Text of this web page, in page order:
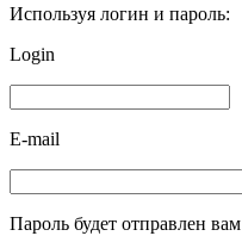
Используя логин и пароль:
Login
E-mail
Пароль будет отправлен